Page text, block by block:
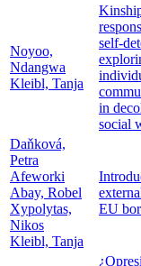
Noyoo,
Ndangwa
Kleibl, Tanja
self-
in
social
Daňková,
Petra
Afeworki
Abay, Robel
Xypolytas,
Nikos
Kleibl, Tanja
EU